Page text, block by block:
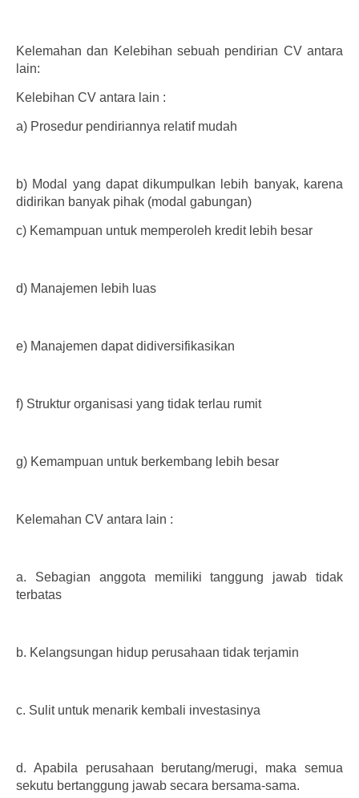
Kelemahan dan Kelebihan sebuah pendirian CV antara
lain:
Kelebihan CV antara lain :
a) Prosedur pendiriannya relatif mudah
b) Modal yang dapat dikumpulkan lebih banyak, karena
didirikan banyak pihak (modal gabungan)
c) Kemampuan untuk memperoleh kredit lebih besar
d) Manajemen lebih luas
e) Manajemen dapat didiversifikasikan
f) Struktur organisasi yang tidak terlau rumit
g) Kemampuan untuk berkembang lebih besar
Kelemahan CV antara lain :
a.
Sebagian anggota memiliki tanggung jawab tidak
terbatas
b. Kelangsungan hidup perusahaan tidak terjamin
c. Sulit untuk menarik kembali investasinya
d. Apabila perusahaan berutang/merugi, maka semua
sekutu bertanggung jawab secara bersama-sama.